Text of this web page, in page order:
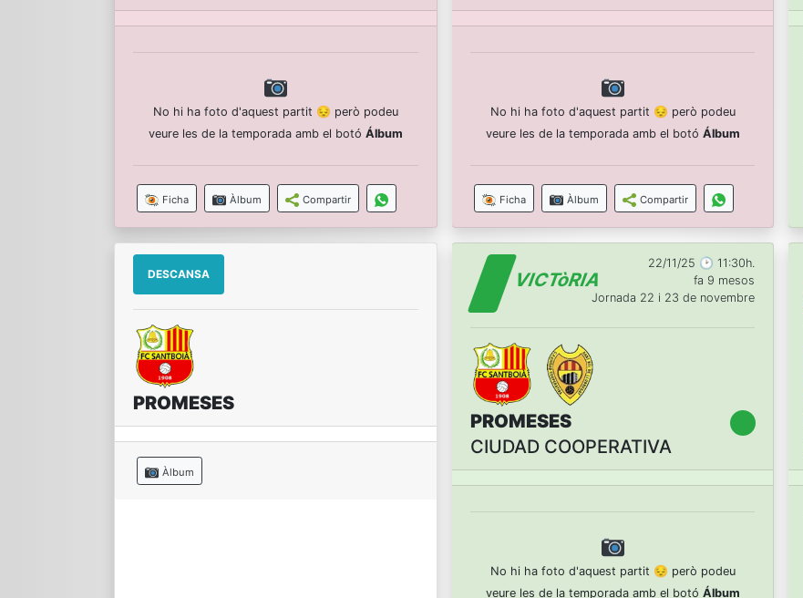
No hi ha foto d'aquest partit 😔 però podeu
veure les de la temporada amb el botó Álbum
Ficha Àlbum Compartir
No hi ha foto d'aquest partit 😔 però podeu
veure les de la temporada amb el botó Álbum
Ficha Àlbum Compartir
DESCANSA
PROMESES
Àlbum
VICTòRIA
22/11/25 🕑 11:30h.
fa 9 mesos
Jornada 22 i 23 de novembre
PROMESES
CIUDAD COOPERATIVA
No hi ha foto d'aquest partit 😔 però podeu
veure les de la temporada amb el botó Álbum